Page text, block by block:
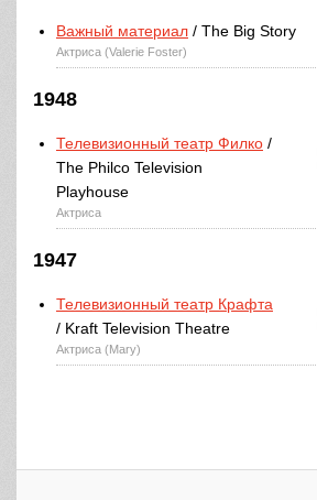
Важный материал / The Big Story
Актриса (Valerie Foster)
1948
Телевизионный театр Филко /
The Philco Television
Playhouse
Актриса
1947
Телевизионный театр Крафта
/ Kraft Television Theatre
Актриса (Mary)